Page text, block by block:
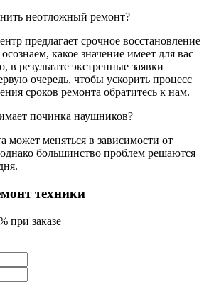
неотложный ремонт?
предлагает срочное восстановление
какое значение имеет для вас
в результате экстренные заявки
очередь, чтобы ускорить процесс
сроков ремонта обратитесь к нам.
починка наушников?
может меняться в зависимости от
большинство проблем решаются
техники
при заказе